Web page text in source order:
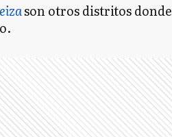
son otros distritos donde